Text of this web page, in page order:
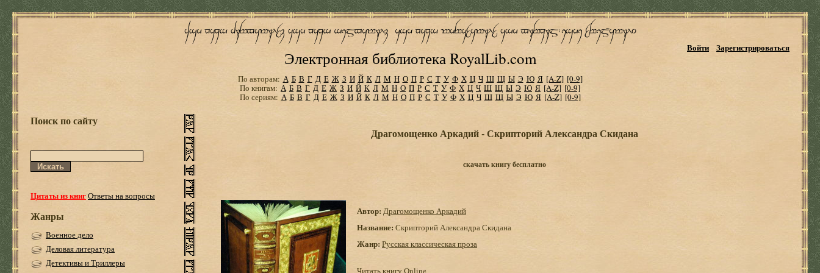
Электронная библиотека RoyalLib.com
Войти Зарегистрироваться
По авторам: А Б В Г Д Е Ж З И Й К Л М Н О П Р С Т У Ф Х Ц Ч Ш Щ Ы Э Ю Я [A-Z] [0-9]
По книгам: А Б В Г Д Е Ж З И Й К Л М Н О П Р С Т У Ф Х Ц Ч Ш Щ Ы Э Ю Я [A-Z] [0-9]
По сериям: А Б В Г Д Е Ж З И Й К Л М Н О П Р С Т У Ф Х Ц Ч Ш Щ Ы Э Ю Я [A-Z] [0-9]
Поиск по сайту
Цитаты из книгОтветы на вопросы
Жанры
Военное дело
Деловая литература
Детективы и Триллеры
Драгомощенко Аркадий - Скрипторий Александра Скидана
скачать книгу бесплатно
Автор: Драгомощенко Аркадий
Название: Скрипторий Александра Скидана
Жанр: Русская классическая проза
Читать книгу Online